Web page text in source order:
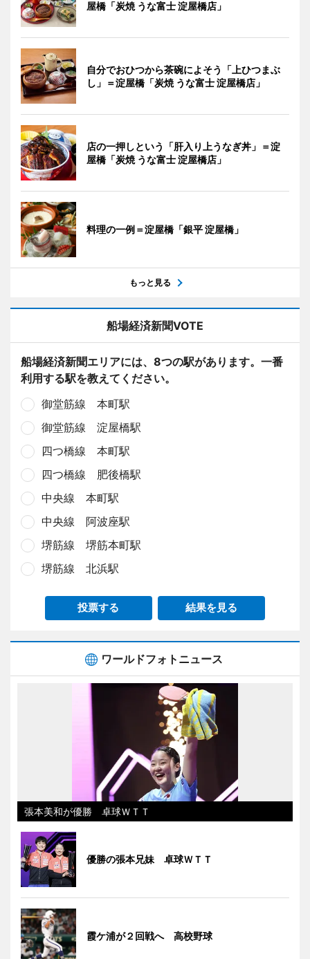
屋橋「炭焼 うな富士 淀屋橋店」
自分でおひつから茶碗によそう「上ひつまぶ
し」＝淀屋橋「炭焼 うな富士 淀屋橋店」
店の一押しという「肝入り上うなぎ丼」＝淀
屋橋「炭焼 うな富士 淀屋橋店」
料理の一例＝淀屋橋「銀平 淀屋橋」
もっと見る
船場経済新聞VOTE
船場経済新聞エリアには、8つの駅があります。一番
利用する駅を教えてください。
御堂筋線 本町駅
御堂筋線 淀屋橋駅
四つ橋線 本町駅
四つ橋線 肥後橋駅
中央線 本町駅
中央線 阿波座駅
堺筋線 堺筋本町駅
堺筋線 北浜駅
投票する 結果を見る
ワールドフォトニュース
張本美和が優勝 卓球ＷＴＴ
優勝の張本兄妹 卓球ＷＴＴ
霞ケ浦が２回戦へ 高校野球